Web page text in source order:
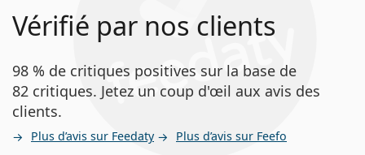
Vérifié par nos clients
98 % de critiques positives sur la base de
82 critiques. Jetez un coup d'œil aux avis des
clients.
Plus d’avis sur Feedaty Plus d’avis sur Feefo